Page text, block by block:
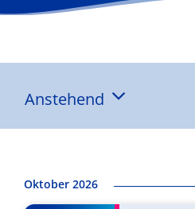
Anstehend
Datum
Oktober 2026